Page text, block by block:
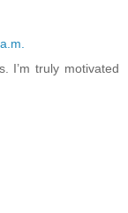
I’m truly motivated